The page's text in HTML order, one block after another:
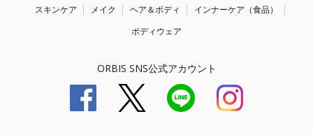
スキンケア メイク ヘア＆ボディ
インナーケア（食品）
ボディウェア
ORBIS SNS公式アカウント